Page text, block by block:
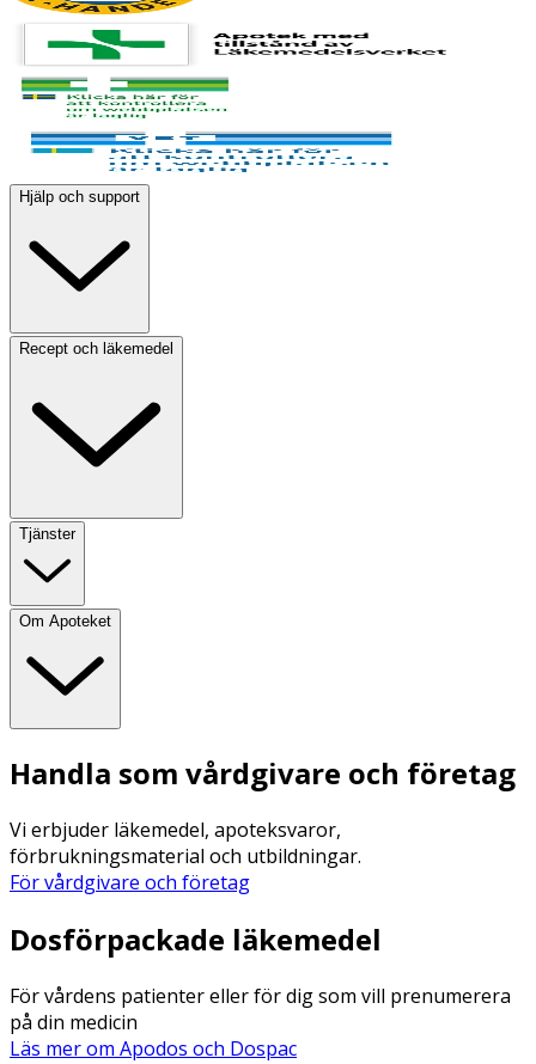
Hjälp och support
Recept och läkemedel
Tjänster
Om Apoteket
Handla som vårdgivare och företag
Vi erbjuder läkemedel, apoteksvaror,
förbrukningsmaterial och utbildningar.
För vårdgivare och företag
Dosförpackade läkemedel
För vårdens patienter eller för dig som vill prenumerera
på din medicin
Läs mer om Apodos och Dospac